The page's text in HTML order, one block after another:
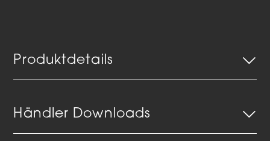
Produktdetails
Händler Downloads